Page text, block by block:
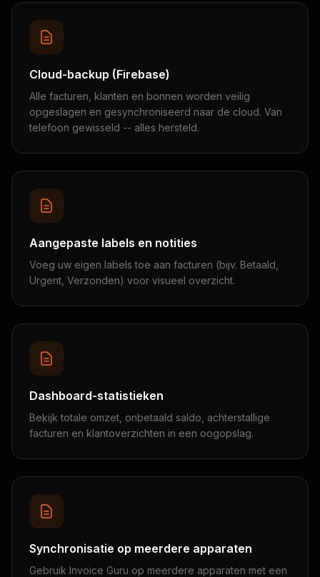
Cloud-backup (Firebase)
Alle facturen, klanten en bonnen worden veilig
opgeslagen en gesynchroniseerd naar de cloud. Van
telefoon gewisseld -- alles hersteld.
Aangepaste labels en notities
Voeg uw eigen labels toe aan facturen (bijv. Betaald,
Urgent, Verzonden) voor visueel overzicht.
Dashboard-statistieken
Bekijk totale omzet, onbetaald saldo, achterstallige
facturen en klantoverzichten in een oogopslag.
Synchronisatie op meerdere apparaten
Gebruik Invoice Guru op meerdere apparaten met een